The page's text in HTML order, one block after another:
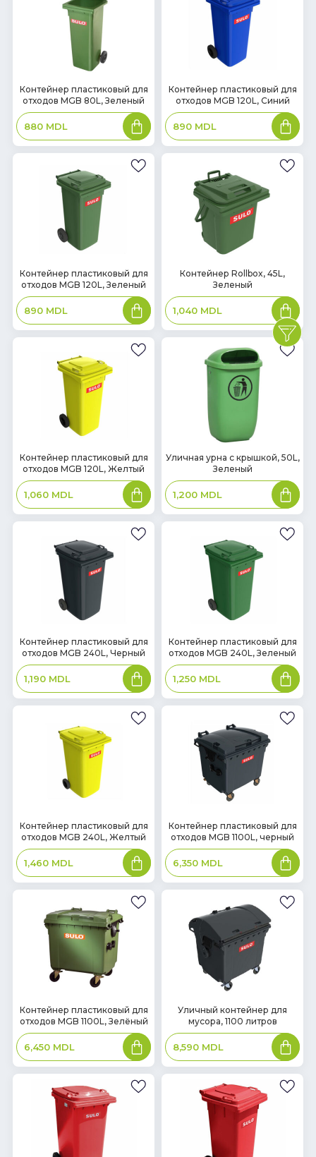
В
наличии
Контейнер пластиковый для
отходов MGB 80L, Зеленый
880 MDL
В
корзину
В
наличии
Контейнер пластиковый для
отходов MGB 120L, Cиний
890 MDL
В
корзину
В
наличии
Контейнер пластиковый для
отходов MGB 120L, Зеленый
890 MDL
В
корзину
Контейнер Rollbox, 45L,
Зеленый
1,040 MDL
В
корзину
В
наличии
Контейнер пластиковый для
отходов MGB 120L, Желтый
1,060 MDL
В
корзину
В
Уличная урна с крышкой, 50L,
Зеленый
1,200 MDL
В
корзину
В
наличии
Контейнер пластиковый для
отходов MGB 240L, Черный
1,190 MDL
В
корзину
В
наличии
Контейнер пластиковый для
отходов MGB 240L, Зеленый
1,250 MDL
В
корзину
В
наличии
Контейнер пластиковый для
отходов MGB 240L, Желтый
1,460 MDL
В
корзину
В
наличии
Контейнер пластиковый для
отходов MGB 1100L, черный
6,350 MDL
В
корзину
В
наличии
Контейнер пластиковый для
отходов MGB 1100L, Зелёный
6,450 MDL
В
корзину
наличии
Уличный контейнер для
мусора, 1100 литров
8,590 MDL
В
корзину